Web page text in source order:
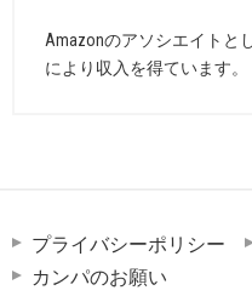
Amazonのアソシエイトと
により収入を得ています。
プライバシーポリシー
カンパのお願い